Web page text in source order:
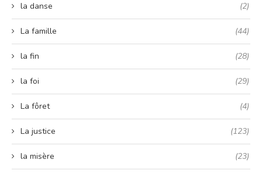
la danse (2)
La famille (44)
la fin (28)
la foi (29)
La fôret (4)
La justice (123)
la misère (23)